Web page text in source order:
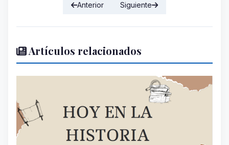
Anterior Siguiente
Artículos relacionados